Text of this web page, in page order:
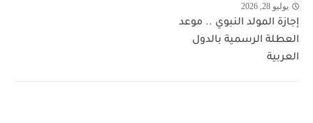
يوليو 28, 2026
إجازة المولد النبوي .. موعد
العطلة الرسمية بالدول
العربية